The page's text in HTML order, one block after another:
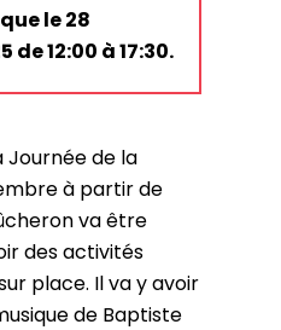
le 28
12:00 à 17:30.
Journée de la
à partir de
va être
des activités
place. Il va y avoir
de Baptiste